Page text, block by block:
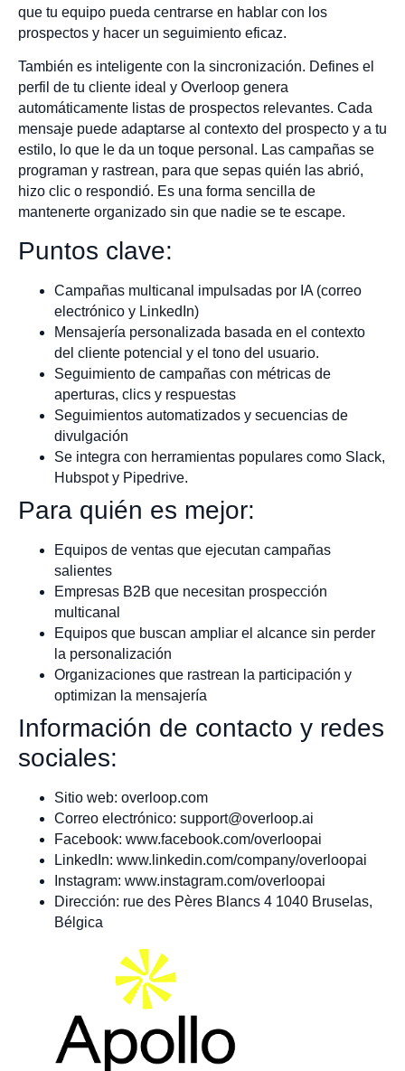
que tu equipo pueda centrarse en hablar con los
prospectos y hacer un seguimiento eficaz.
También es inteligente con la sincronización. Defines el
perfil de tu cliente ideal y Overloop genera
automáticamente listas de prospectos relevantes. Cada
mensaje puede adaptarse al contexto del prospecto y a tu
estilo, lo que le da un toque personal. Las campañas se
programan y rastrean, para que sepas quién las abrió,
hizo clic o respondió. Es una forma sencilla de
mantenerte organizado sin que nadie se te escape.
Puntos clave:
Campañas multicanal impulsadas por IA (correo
electrónico y LinkedIn)
Mensajería personalizada basada en el contexto
del cliente potencial y el tono del usuario.
Seguimiento de campañas con métricas de
aperturas, clics y respuestas
Seguimientos automatizados y secuencias de
divulgación
Se integra con herramientas populares como Slack,
Hubspot y Pipedrive.
Para quién es mejor:
Equipos de ventas que ejecutan campañas
salientes
Empresas B2B que necesitan prospección
multicanal
Equipos que buscan ampliar el alcance sin perder
la personalización
Organizaciones que rastrean la participación y
optimizan la mensajería
Información de contacto y redes
sociales:
Sitio web: overloop.com
Correo electrónico: support@overloop.ai
Facebook: www.facebook.com/overloopai
LinkedIn: www.linkedin.com/company/overloopai
Instagram: www.instagram.com/overloopai
Dirección: rue des Pères Blancs 4 1040 Bruselas,
Bélgica